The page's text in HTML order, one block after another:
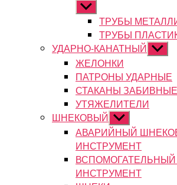
Показывать
подменюТРУБЫ
ТРУБЫ
УДАРНО-КАНАТНЫЙ
ЖЕЛОНКИ
ПАТРОНЫ УДАРНЫЕ
СТАКАНЫ ЗАБИВНЫЕ
УТЯЖЕЛИТЕЛИ
ШНЕКОВЫЙ Показывать
подменю
АВАРИЙНЫЙ
ИНСТРУМЕНТ
ИНСТРУМЕНТ